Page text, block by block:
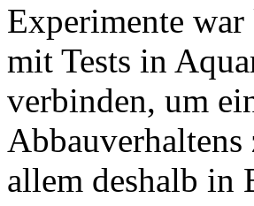
Experimente
mit Tests in
verbinden, um
allem deshalb in